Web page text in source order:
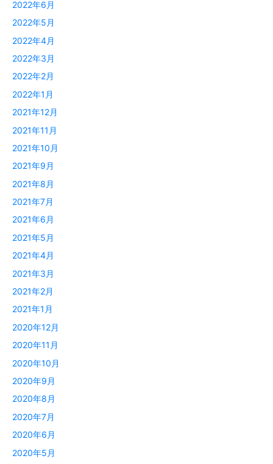
2022年6月
2022年5月
2022年4月
2022年3月
2022年2月
2022年1月
2021年12月
2021年11月
2021年10月
2021年9月
2021年8月
2021年7月
2021年6月
2021年5月
2021年4月
2021年3月
2021年2月
2021年1月
2020年12月
2020年11月
2020年10月
2020年9月
2020年8月
2020年7月
2020年6月
2020年5月